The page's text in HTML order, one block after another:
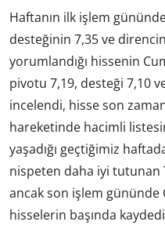
Haftanın ilk işlem
desteğinin 7,35 ve
yorumlandığı hissenin
pivotu 7,19, desteği 7,10
incelendi, hisse son
hareketinde hacimli
yaşadığı geçtiğimiz
nispeten daha iyi tutunan
ancak son işlem gününde
hisselerin başında